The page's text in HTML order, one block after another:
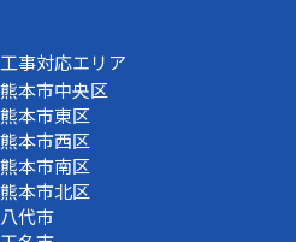
工事対応エリア
熊本市中央区
熊本市東区
熊本市西区
熊本市南区
熊本市北区
八代市